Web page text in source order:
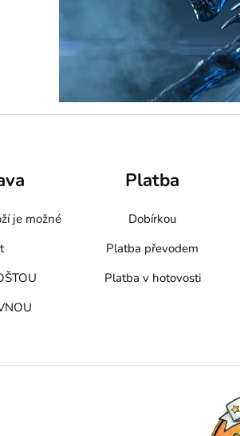
je možné
Platba
Dobírkou
Platba převodem
Platba v hotovosti